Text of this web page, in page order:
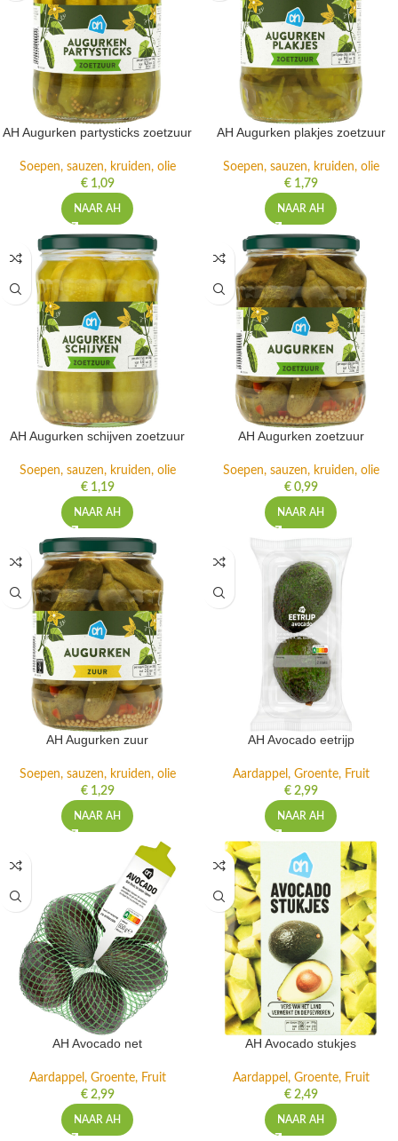
AH Augurken partysticks zoetzuur
Soepen, sauzen, kruiden, olie
€1,09
NAAR AH
AH Augurken plakjes zoetzuur
Soepen, sauzen, kruiden, olie
€1,79
NAAR AH
AH Augurken schijven zoetzuur
Soepen, sauzen, kruiden, olie
€1,19
NAAR AH
AH Augurken zoetzuur
Soepen, sauzen, kruiden, olie
€0,99
NAAR AH
AH Augurken zuur
Soepen, sauzen, kruiden, olie
€1,29
NAAR AH
AH Avocado eetrijp
Aardappel, Groente, Fruit
€2,99
NAAR AH
AH Avocado net
Aardappel, Groente, Fruit
€2,99
NAAR AH
AH Avocado stukjes
Aardappel, Groente, Fruit
€2,49
NAAR AH